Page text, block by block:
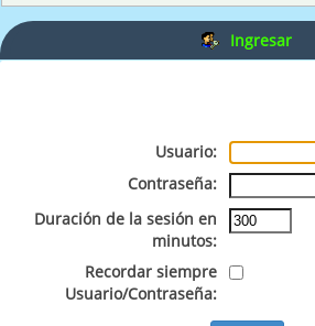
Ingresar
Usuario:
Contraseña:
Duración de la sesión en
minutos:
Recordar siempre
Usuario/Contraseña: